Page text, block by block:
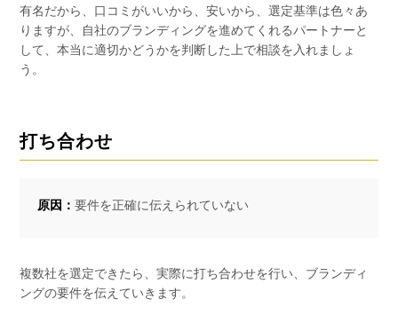
有名だから、口コミがいいから、安いから、選定基準は色々あ
りますが、自社のブランディングを進めてくれるパートナーと
して、本当に適切かどうかを判断した上で相談を入れましょ
う。
打ち合わせ
原因：要件を正確に伝えられていない
複数社を選定できたら、実際に打ち合わせを行い、ブランディ
ングの要件を伝えていきます。